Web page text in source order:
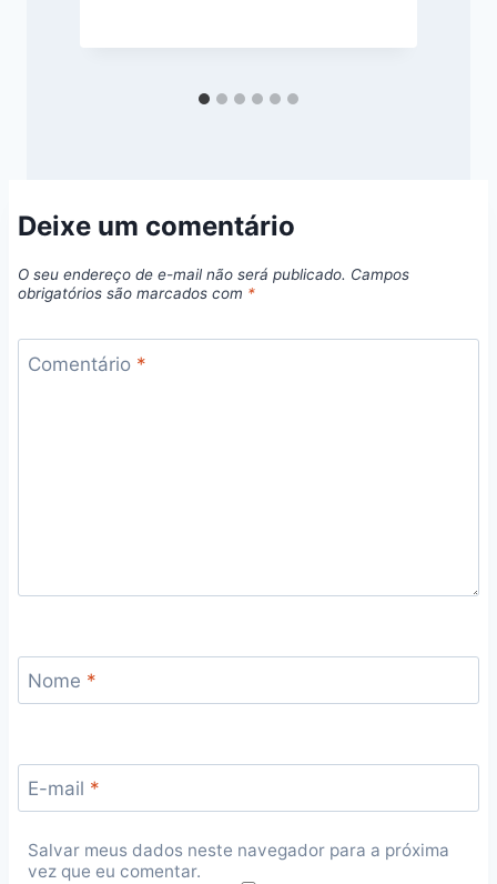
Deixe um comentário
O seu endereço de e-mail não será publicado. Campos
obrigatórios são marcados com *
Comentário *
Nome *
E-mail *
Salvar meus dados neste navegador para a próxima
vez que eu comentar.